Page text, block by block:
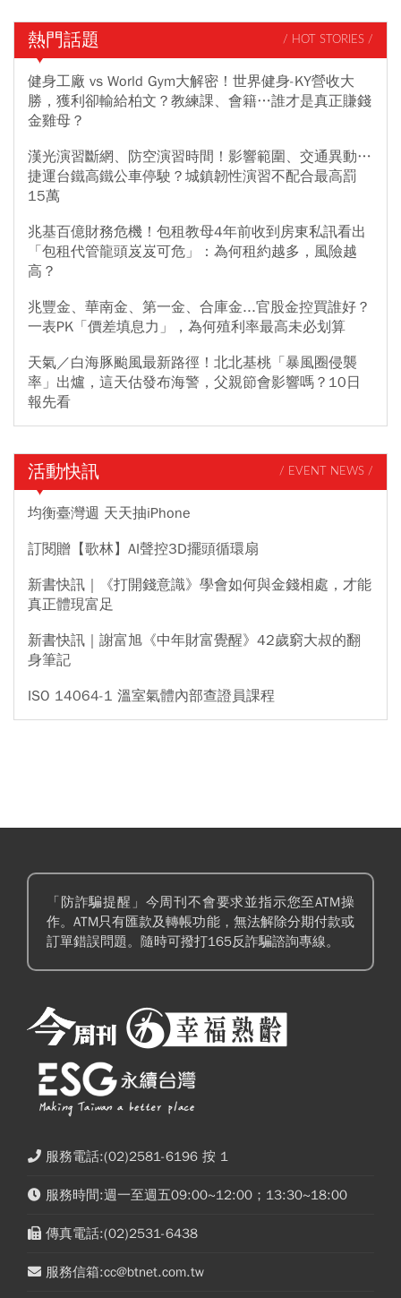
熱門話題 / HOT STORIES /
健身工廠 vs World Gym大解密！世界健身-KY營收大
勝，獲利卻輸給柏文？教練課、會籍…誰才是真正賺錢
金雞母？
漢光演習斷網、防空演習時間！影響範圍、交通異動…
捷運台鐵高鐵公車停駛？城鎮韌性演習不配合最高罰
15萬
兆基百億財務危機！包租教母4年前收到房東私訊看出
「包租代管龍頭岌岌可危」：為何租約越多，風險越
高？
兆豐金、華南金、第一金、合庫金...官股金控買誰好？
一表PK「價差填息力」，為何殖利率最高未必划算
天氣／白海豚颱風最新路徑！北北基桃「暴風圈侵襲
率」出爐，這天估發布海警，父親節會影響嗎？10日
報先看
活動快訊 / EVENT NEWS /
均衡臺灣週 天天抽iPhone
訂閱贈【歌林】AI聲控3D擺頭循環扇
新書快訊｜《打開錢意識》學會如何與金錢相處，才能
真正體現富足
新書快訊｜謝富旭《中年財富覺醒》42歲窮大叔的翻
身筆記
ISO 14064-1 溫室氣體內部查證員課程
「防詐騙提醒」今周刊不會要求並指示您至ATM操
作。ATM只有匯款及轉帳功能，無法解除分期付款或
訂單錯誤問題。隨時可撥打165反詐騙諮詢專線。
服務電話:(02)2581-6196 按 1
服務時間:週一至週五09:00~12:00；13:30~18:00
傳真電話:(02)2531-6438
服務信箱:cc@btnet.com.tw